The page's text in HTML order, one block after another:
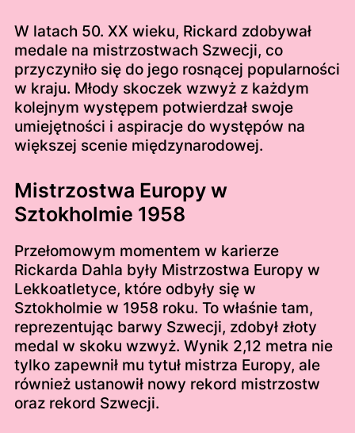
W latach 50. XX wieku, Rickard zdobywał
medale na mistrzostwach Szwecji, co
przyczyniło się do jego rosnącej popularności
w kraju. Młody skoczek wzwyż z każdym
kolejnym występem potwierdzał swoje
umiejętności i aspiracje do występów na
większej scenie międzynarodowej.
Mistrzostwa Europy w
Sztokholmie 1958
Przełomowym momentem w karierze
Rickarda Dahla były Mistrzostwa Europy w
Lekkoatletyce, które odbyły się w
Sztokholmie w 1958 roku. To właśnie tam,
reprezentując barwy Szwecji, zdobył złoty
medal w skoku wzwyż. Wynik 2,12 metra nie
tylko zapewnił mu tytuł mistrza Europy, ale
również ustanowił nowy rekord mistrzostw
oraz rekord Szwecji.